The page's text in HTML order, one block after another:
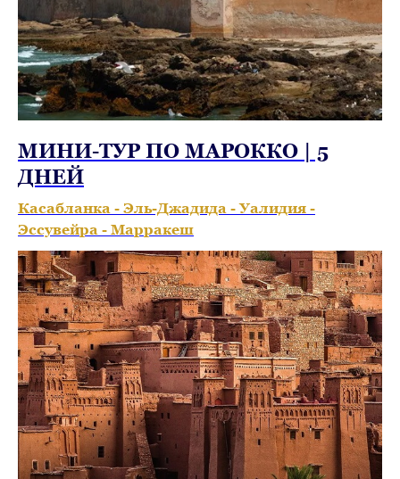
МИНИ-ТУР ПО МАРОККО | 5
ДНЕЙ
Касабланка - Эль-Джадида - Уалидия -
Эссувейра - Марракеш